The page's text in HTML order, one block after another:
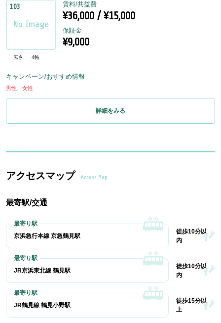
103
広さ 4帖
賃料/共益費
¥36,000 / ¥15,000
保証金
¥9,000
キャンペーン/おすすめ情報
男性、女性
詳細をみる
アクセスマップ Access Map
最寄駅/交通
京浜急行本線 京急鶴見駅
徒歩10分以
内
JR京浜東北線 鶴見駅
徒歩10分以
内
JR鶴見線 鶴見小野駅
徒歩15分以
上